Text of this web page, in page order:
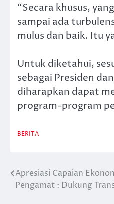
“Secara khusus,
sampai ada
mulus dan baik. Itu
Untuk diketahui,
sebagai Presiden
diharapkan dapat
program-program
BERITA
Post
navigation
Apresiasi Capaian
Pengamat : Dukung